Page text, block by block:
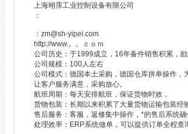
上海翊霈工业控制设备有限公司
：
：zm@sh-yipei.com
http://www.。。ｃｏｍ
公司历史：于1999成立，16年备件销售积累，
公司规模：100人左右
公司模式：德国本土采购，德国仓库拼单操作
让客户服务满意，采购放心。
航班周期：每天安排航班，保证货物时效，
货物包装：长期以来积累了大量货物运输包装经
售后服务：客服，返修集中操作，*的售后系统确
处理效率：ERP系统做单，可以提供订单全程查